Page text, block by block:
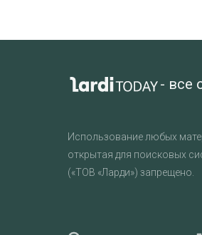
- все
Использование любых
открытая для поисковых
(«ТОВ «Ларди») запрещено.